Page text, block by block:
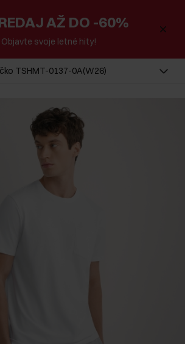
AŽ DO -60%
Objavte svoje letné hity!
TSHMT-0137-0A(W26)